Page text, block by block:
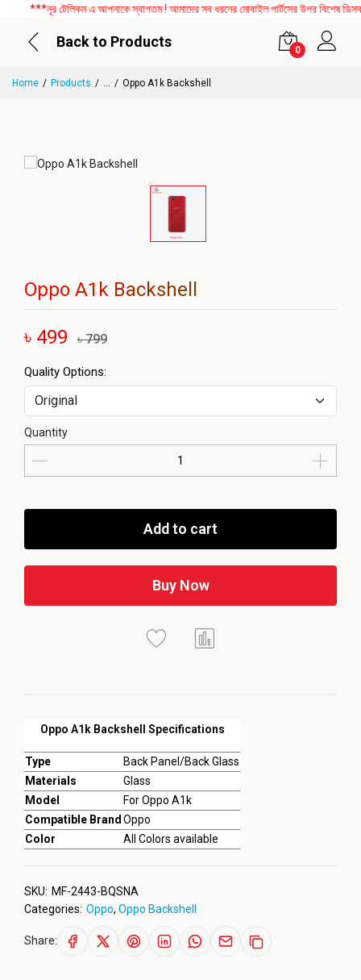
***নূর টেলিকম এ আপনাকে স্বাগতম ! আমাদের সব ধরনের মোবাইল পার্টসের উপর বিশেষ
Back to Products
0
Home Products ... Oppo A1k Backshell
Oppo A1k Backshell
৳ 499 ৳ 799
Oppo A1k Backshell Specifications
Type
Back Panel/Back Glass
Materials
Glass
Model
For Oppo A1k
Compatible Brand Oppo
Color
All Colors available
Quality Options:
Quantity
Add to cart
Buy Now
SKU: MF-2443-BQSNA
Categories: Oppo, Oppo Backshell
Share: